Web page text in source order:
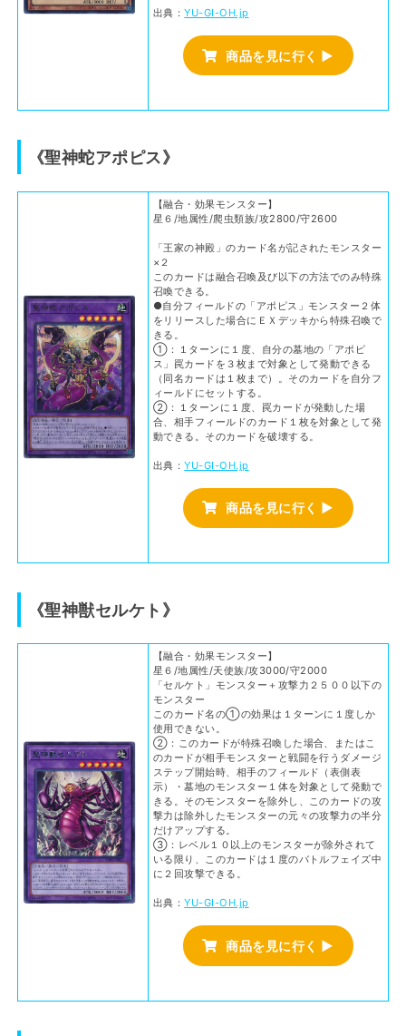
出典：YU-GI-OH.jp
商品を見に行く ▶
《聖神蛇アポピス》
【融合・効果モンスター】
星６/地属性/爬虫類族/攻2800/守2600
「王家の神殿」のカード名が記されたモンスター
×２
このカードは融合召喚及び以下の方法でのみ特殊
召喚できる。
●自分フィールドの「アポピス」モンスター２体
をリリースした場合にＥＸデッキから特殊召喚で
きる。
①：１ターンに１度、自分の墓地の「アポピ
ス」罠カードを３枚まで対象として発動できる
（同名カードは１枚まで）。そのカードを自分フ
ィールドにセットする。
②：１ターンに１度、罠カードが発動した場
合、相手フィールドのカード１枚を対象として発
動できる。そのカードを破壊する。
出典：YU-GI-OH.jp
商品を見に行く ▶
《聖神獣セルケト》
【融合・効果モンスター】
星６/地属性/天使族/攻3000/守2000
「セルケト」モンスター＋攻撃力２５００以下の
モンスター
このカード名の①の効果は１ターンに１度しか
使用できない。
②：このカードが特殊召喚した場合、またはこ
のカードが相手モンスターと戦闘を行うダメージ
ステップ開始時、相手のフィールド（表側表
示）・墓地のモンスター１体を対象として発動で
きる。そのモンスターを除外し、このカードの攻
撃力は除外したモンスターの元々の攻撃力の半分
だけアップする。
③：レベル１０以上のモンスターが除外されて
いる限り、このカードは１度のバトルフェイズ中
に２回攻撃できる。
出典：YU-GI-OH.jp
商品を見に行く ▶